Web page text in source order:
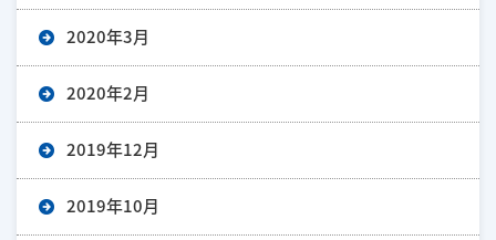
2020年3月
2020年2月
2019年12月
2019年10月